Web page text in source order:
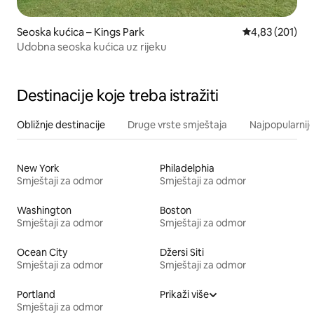
Seoska kućica – Kings Park Prosječna
4,83 (201)
Udobna seoska kućica uz rijeku
Destinacije koje treba istražiti
Obližnje destinacije Druge vrste smještaja
New York
Smještaji za odmor
Philadelphia
Smještaji za odmor
Washington
Smještaji za odmor
Boston
Smještaji za odmor
Ocean City
Smještaji za odmor
Džersi Siti
Smještaji za odmor
Portland
Smještaji za odmor
Prikaži više